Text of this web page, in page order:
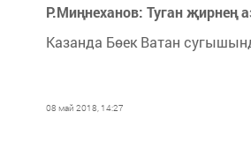
Р.Миңнеханов: Туган җирнең
Казанда Бөек Ватан
08 май 2018, 14:27